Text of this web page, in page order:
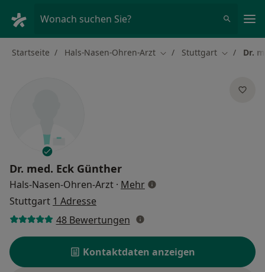
Wonach suchen Sie?
Startseite Hals-Nasen-Ohren-Arzt Stadt ändern
Stuttgart StadtDr.
Dr. med. Eck Günther
Hals-Nasen-Ohren-Arzt · Mehrüber Spezialisierungen
Stuttgart 1 Adresse
48 Bewertungen
Kontaktdaten anzeigen